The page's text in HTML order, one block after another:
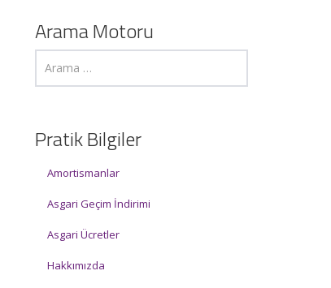
Arama Motoru
Pratik Bilgiler
Amortismanlar
Asgari Geçim İndirimi
Asgari Ücretler
Hakkımızda